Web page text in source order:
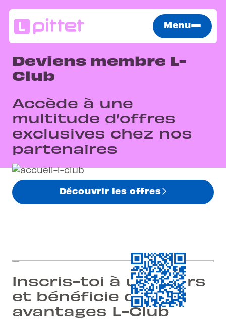
Menu
Deviens membre L-
Club
Accède à une
multitude d’offres
exclusives chez nos
partenaires
Découvrir les offres
Inscris-toi à un cours
et bénéficie des
avantages L-Club